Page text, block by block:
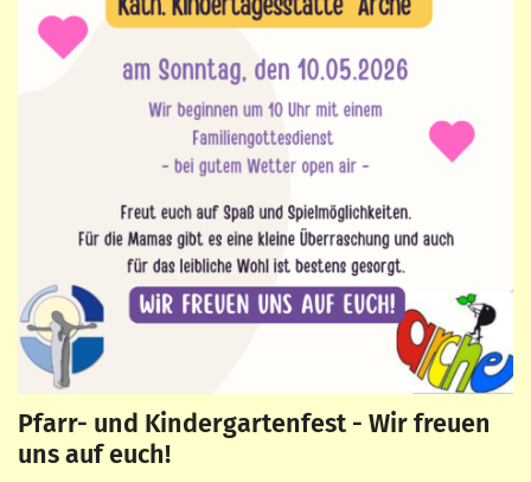
Pfarr- und Kindergartenfest - Wir freuen
uns auf euch!